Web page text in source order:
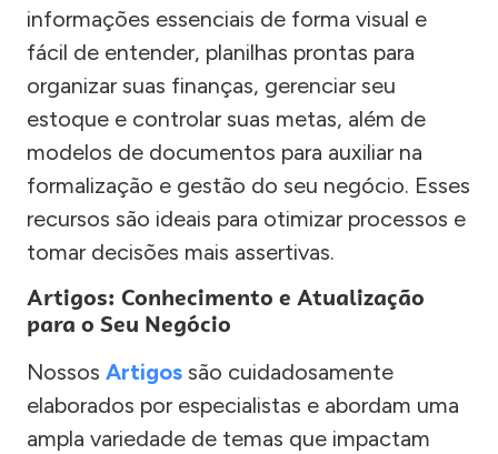
informações essenciais de forma visual e
fácil de entender, planilhas prontas para
organizar suas finanças, gerenciar seu
estoque e controlar suas metas, além de
modelos de documentos para auxiliar na
formalização e gestão do seu negócio. Esses
recursos são ideais para otimizar processos e
tomar decisões mais assertivas.
Artigos: Conhecimento e Atualização
para o Seu Negócio
Nossos Artigos são cuidadosamente
elaborados por especialistas e abordam uma
ampla variedade de temas que impactam